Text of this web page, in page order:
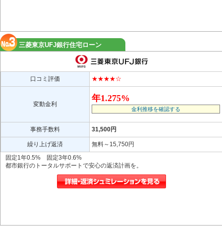
三菱東京UFJ銀行住宅ローン
口コミ評価 ★★★★☆
変動金利
年1.275%
金利推移を確認する
事務手数料 31,500円
繰り上げ返済
無料～15,750円
固定1年0.5% 固定3年0.6%
都市銀行のトータルサポートで安心の返済計画を。